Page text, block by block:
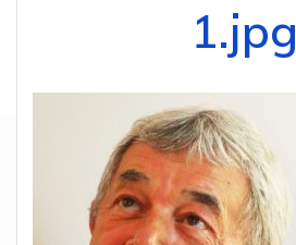
1.jpg